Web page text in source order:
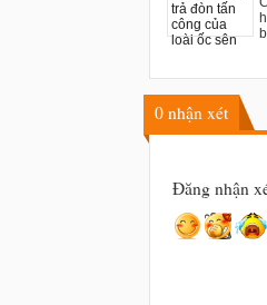
0 nhận xét
Đăng nhận